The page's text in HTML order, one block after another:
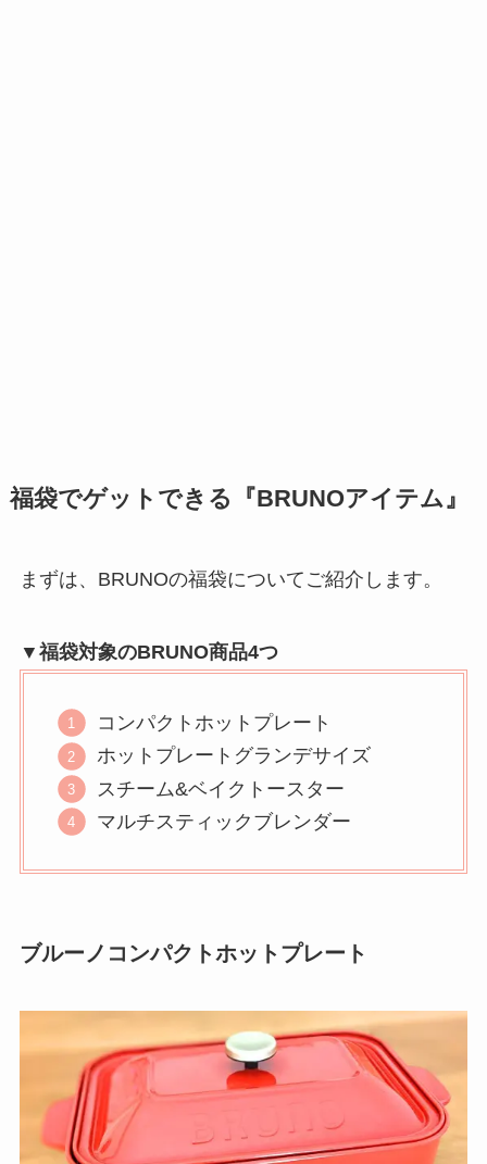
福袋でゲットできる『BRUNOアイテム』
まずは、BRUNOの福袋についてご紹介します。
▼福袋対象のBRUNO商品4つ
コンパクトホットプレート
ホットプレートグランデサイズ
スチーム&ベイクトースター
マルチスティックブレンダー
ブルーノコンパクトホットプレート